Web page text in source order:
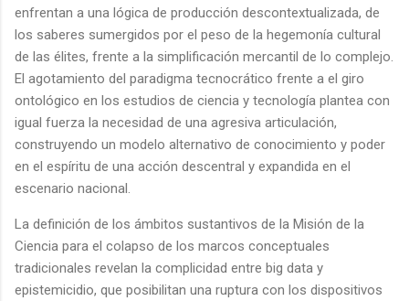
enfrentan a una lógica de producción descontextualizada, de
los saberes sumergidos por el peso de la hegemonía cultural
de las élites, frente a la simplificación mercantil de lo complejo.
El agotamiento del paradigma tecnocrático frente a el giro
ontológico en los estudios de ciencia y tecnología plantea con
igual fuerza la necesidad de una agresiva articulación,
construyendo un modelo alternativo de conocimiento y poder
en el espíritu de una acción descentral y expandida en el
escenario nacional.
La definición de los ámbitos sustantivos de la Misión de la
Ciencia para el colapso de los marcos conceptuales
tradicionales revelan la complicidad entre big data y
epistemicidio, que posibilitan una ruptura con los dispositivos